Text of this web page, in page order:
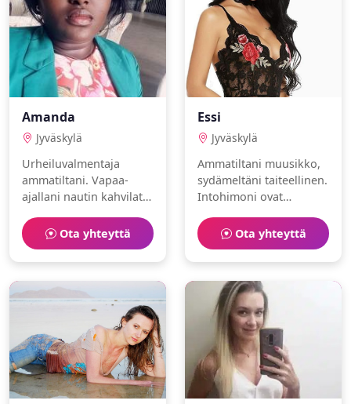
Amanda
Jyväskylä
Urheiluvalmentaja
ammatiltani. Vapaa-
ajallani nautin kahvilat
sosiaalinen ja
empaattinen. Haluaisin
löytää jonkun jakamaan
arjen ilot.
Ota yhteyttä
Essi
Jyväskylä
Ammatiltani muusikko,
sydämeltäni taiteellinen.
Intohimoni ovat
bloggaaminen. Haen
kumppania elämän
seikkailuihin.
Ota yhteyttä